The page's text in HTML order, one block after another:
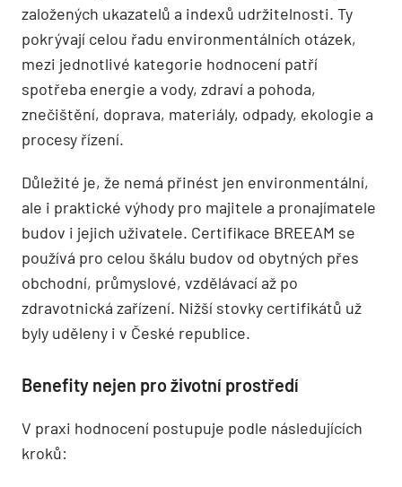
založených ukazatelů a indexů udržitelnosti. Ty
pokrývají celou řadu environmentálních otázek,
mezi jednotlivé kategorie hodnocení patří
spotřeba energie a vody, zdraví a pohoda,
znečištění, doprava, materiály, odpady, ekologie a
procesy řízení.
Důležité je, že nemá přinést jen environmentální,
ale i praktické výhody pro majitele a pronajímatele
budov i jejich uživatele. Certifikace BREEAM se
používá pro celou škálu budov od obytných přes
obchodní, průmyslové, vzdělávací až po
zdravotnická zařízení. Nižší stovky certifikátů už
byly uděleny i v České republice.
Benefity nejen pro životní prostředí
V praxi hodnocení postupuje podle následujících
kroků: